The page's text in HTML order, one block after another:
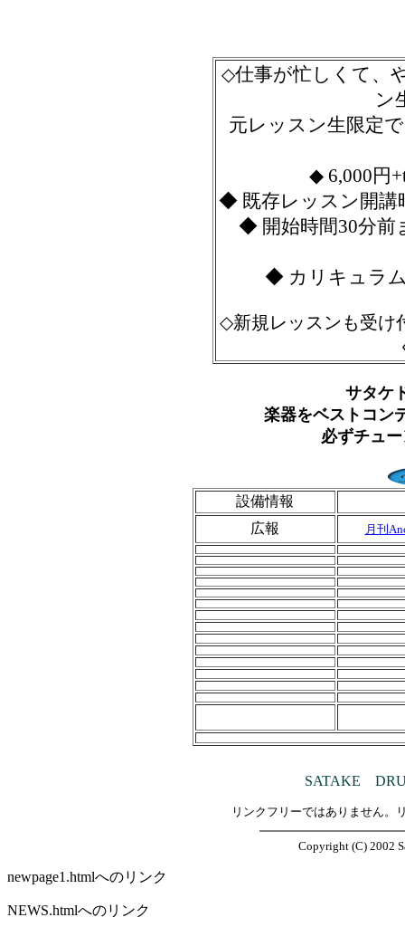
◇仕事が忙しくて、
ン
元レッスン生限定
◆ 6,000円
◆ 既存レッスン開講
◆ 開始時間30分前
◆ カリキュラ
◇新規レッスンも受け
サタケ
楽器をベストコン
必ずチュ
設備情報
広報
月刊
SATAKE
リンクフリーではありません。
Copyright (C) 2002
newpage1.htmlへのリンク
NEWS.htmlへのリンク